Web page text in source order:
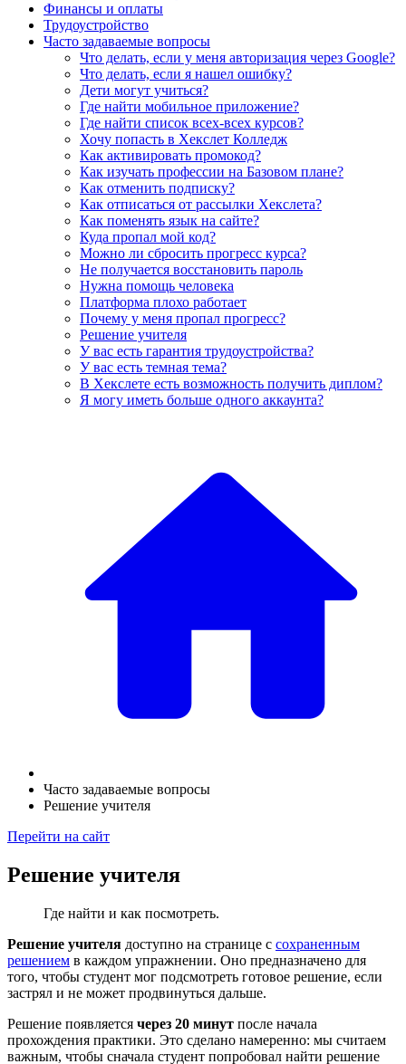
Финансы и оплаты
Трудоустройство
Часто задаваемые вопросы
Что делать, если у меня авторизация через Google?
Что делать, если я нашел ошибку?
Дети могут учиться?
Где найти мобильное приложение?
Где найти список всех-всех курсов?
Хочу попасть в Хекслет Колледж
Как активировать промокод?
Как изучать профессии на Базовом плане?
Как отменить подписку?
Как отписаться от рассылки Хекслета?
Как поменять язык на сайте?
Куда пропал мой код?
Можно ли сбросить прогресс курса?
Не получается восстановить пароль
Нужна помощь человека
Платформа плохо работает
Почему у меня пропал прогресс?
Решение учителя
У вас есть гарантия трудоустройства?
У вас есть темная тема?
В Хекслете есть возможность получить диплом?
Я могу иметь больше одного аккаунта?
Часто задаваемые вопросы
Решение учителя
Перейти на сайт
Решение учителя
Где найти и как посмотреть.
Решение учителя доступно на странице с сохраненным
решением в каждом упражнении. Оно предназначено для
того, чтобы студент мог подсмотреть готовое решение, если
застрял и не может продвинуться дальше.
Решение появляется через 20 минут после начала
прохождения практики. Это сделано намеренно: мы считаем
важным, чтобы сначала студент попробовал найти решение